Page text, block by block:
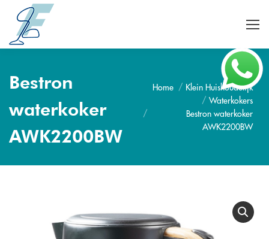
Bestron
waterkoker
AWK2200BW
Je bent hier:
Home
Klein Huishoudelijk
Waterkokers
Bestron waterkoker
AWK2200BW